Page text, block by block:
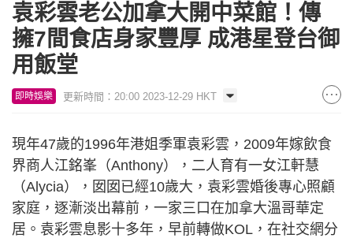
袁彩雲老公加拿大開中菜館！傳
擁7間食店身家豐厚 成港星登台御
用飯堂
即時娛樂 更新時間：20:00 2023-12-29 HKT
現年47歲的1996年港姐季軍袁彩雲，2009年嫁飲食
界商人江銘峯（Anthony），二人育有一女江軒慧
（Alycia），囡囡已經10歲大，袁彩雲婚後專心照顧
家庭，逐漸淡出幕前，一家三口在加拿大溫哥華定
居。袁彩雲息影十多年，早前轉做KOL，在社交網分